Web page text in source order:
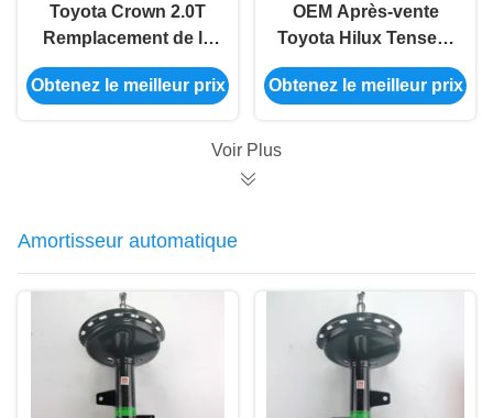
Toyota Crown 2.0T
Remplacement de la
tension de la ceinture
auxiliaire automobile
Obtenez le meilleur prix
OEM Après-vente
Toyota Hilux Tenseur
de ceinture
automobile 16620-
Obtenez le meilleur prix
Voir Plus
Amortisseur automatique